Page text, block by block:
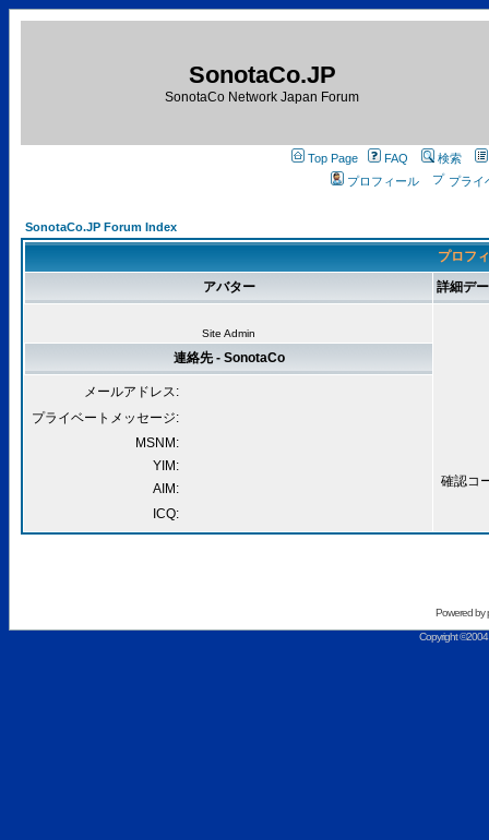
SonotaCo.JP
SonotaCo Network Japan Forum
Top Page FAQ
検索
プロフィール
プライ
SonotaCo.JP Forum Index
プロフ
アバター
詳細デ
Site Admin
確認コ
連絡先 - SonotaCo
メールアドレス:
プライベートメッセージ:
MSNM:
YIM:
AIM:
ICQ:
Powered by
Copyright ©2004